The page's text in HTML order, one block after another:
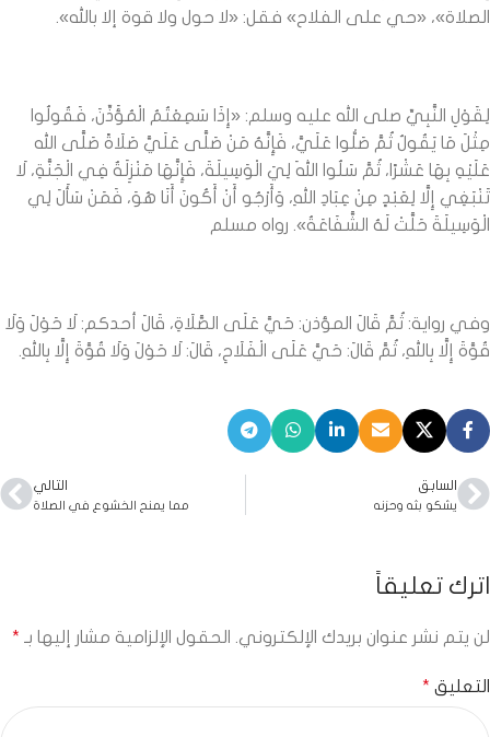
الصلاة»، «حي على الفلاح» فقل: «لا حول ولا قوة إلا بالله».
لِقَوْلِ النَّبِيِّ صلى الله عليه وسلم: «إِذَا سَمِعْتُمُ الْمُؤَذِّنَ، فَقُولُوا
مِثْلَ مَا يَقُولُ ثُمَّ صَلُّوا عَلَيَّ، فَإِنَّهُ مَنْ صَلَّى عَلَيَّ صَلَاةً صَلَّى الله
عَلَيْهِ بِهَا عَشْرًا، ثُمَّ سَلُوا اللهَ لِيَ الْوَسِيلَةَ، فَإِنَّهَا مَنْزِلَةٌ فِي الْجَنَّةِ، لَا
تَنْبَغِي إِلَّا لِعَبْدٍ مِنْ عِبَادِ اللهِ، وَأَرْجُو أَنْ أَكُونَ أَنَا هُوَ، فَمَنْ سَأَلَ لِي
الْوَسِيلَةَ حَلَّتْ لَهُ الشَّفَاعَةُ». رواه مسلم
وفي رواية: ثُمَّ قَالَ المؤذن: حَيَّ عَلَى الصَّلَاةِ، قَالَ أحدكم: لَا حَوْلَ وَلَا
قُوَّةَ إِلَّا بِاللهِ، ثُمَّ قَالَ: حَيَّ عَلَى الْفَلَاحِ، قَالَ: لَا حَوْلَ وَلَا قُوَّةَ إِلَّا بِاللهِ.
السابق
يشكو بثه وحزنه
التالي
مما يمنح الخشوع في الصلاة
اترك تعليقاً
لن يتم نشر عنوان بريدك الإلكتروني. الحقول الإلزامية مشار إليها بـ *
التعليق *